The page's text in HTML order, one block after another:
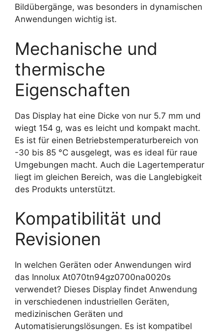
Bildübergänge, was besonders in dynamischen
Anwendungen wichtig ist.
Mechanische und
thermische
Eigenschaften
Das Display hat eine Dicke von nur 5.7 mm und
wiegt 154 g, was es leicht und kompakt macht.
Es ist für einen Betriebstemperaturbereich von
-30 bis 85 °C ausgelegt, was es ideal für raue
Umgebungen macht. Auch die Lagertemperatur
liegt im gleichen Bereich, was die Langlebigkeit
des Produkts unterstützt.
Kompatibilität und
Revisionen
In welchen Geräten oder Anwendungen wird
das Innolux At070tn94gz0700na0020s
verwendet? Dieses Display findet Anwendung
in verschiedenen industriellen Geräten,
medizinischen Geräten und
Automatisierungslösungen. Es ist kompatibel